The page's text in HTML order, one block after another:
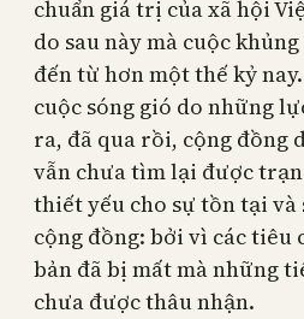
chuẩn giá trị của xã hội
do sau này mà cuộc
đến từ hơn một thế kỷ
cuộc sóng gió do những
ra, đã qua rồi, cộng đồng
vẫn chưa tìm lại được
thiết yếu cho sự tồn tại và
cộng đồng: bởi vì các tiêu
bản đã bị mất mà những
chưa được thâu nhận.